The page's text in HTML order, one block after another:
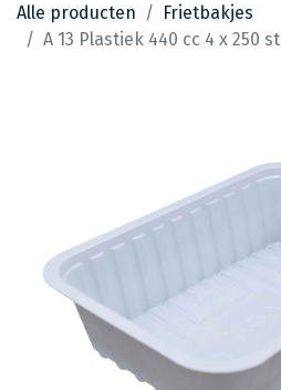
Alle producten
Frietbakjes
A 13 Plastiek 440 cc 4 x 250 st